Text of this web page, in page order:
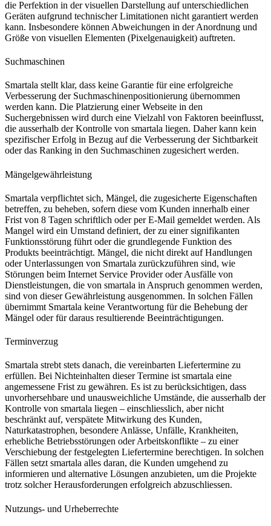
die Perfektion in der visuellen Darstellung auf unterschiedlichen
Geräten aufgrund technischer Limitationen nicht garantiert werden
kann. Insbesondere können Abweichungen in der Anordnung und
Größe von visuellen Elementen (Pixelgenauigkeit) auftreten.
Suchmaschinen
Smartala stellt klar, dass keine Garantie für eine erfolgreiche
Verbesserung der Suchmaschinenpositionierung übernommen
werden kann. Die Platzierung einer Webseite in den
Suchergebnissen wird durch eine Vielzahl von Faktoren beeinflusst,
die ausserhalb der Kontrolle von smartala liegen. Daher kann kein
spezifischer Erfolg in Bezug auf die Verbesserung der Sichtbarkeit
oder das Ranking in den Suchmaschinen zugesichert werden.
Mängelgewährleistung
Smartala verpflichtet sich, Mängel, die zugesicherte Eigenschaften
betreffen, zu beheben, sofern diese vom Kunden innerhalb einer
Frist von 8 Tagen schriftlich oder per E-Mail gemeldet werden. Als
Mangel wird ein Umstand definiert, der zu einer signifikanten
Funktionsstörung führt oder die grundlegende Funktion des
Produkts beeinträchtigt. Mängel, die nicht direkt auf Handlungen
oder Unterlassungen von Smartala zurückzuführen sind, wie
Störungen beim Internet Service Provider oder Ausfälle von
Dienstleistungen, die von smartala in Anspruch genommen werden,
sind von dieser Gewährleistung ausgenommen. In solchen Fällen
übernimmt Smartala keine Verantwortung für die Behebung der
Mängel oder für daraus resultierende Beeinträchtigungen.
Terminverzug
Smartala strebt stets danach, die vereinbarten Liefertermine zu
erfüllen. Bei Nichteinhalten dieser Termine ist smartala eine
angemessene Frist zu gewähren. Es ist zu berücksichtigen, dass
unvorhersehbare und unausweichliche Umstände, die ausserhalb der
Kontrolle von smartala liegen – einschliesslich, aber nicht
beschränkt auf, verspätete Mitwirkung des Kunden,
Naturkatastrophen, besondere Anlässe, Unfälle, Krankheiten,
erhebliche Betriebsstörungen oder Arbeitskonflikte – zu einer
Verschiebung der festgelegten Liefertermine berechtigen. In solchen
Fällen setzt smartala alles daran, die Kunden umgehend zu
informieren und alternative Lösungen anzubieten, um die Projekte
trotz solcher Herausforderungen erfolgreich abzuschliessen.
Nutzungs- und Urheberrechte